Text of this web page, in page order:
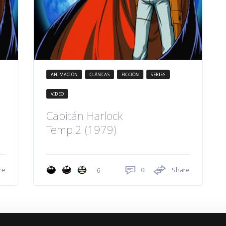
ANIMACIÓN CLÁSICAS FICCIÓN SERIES
VIDEO
Capitán Harlock
Temp.2 (1979)
6 0 Share